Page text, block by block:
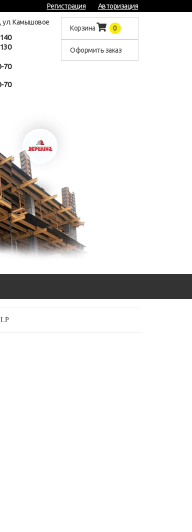
Регистрация Авторизация
ул. Камышовое
70
70
Корзина 0
Оформить заказ